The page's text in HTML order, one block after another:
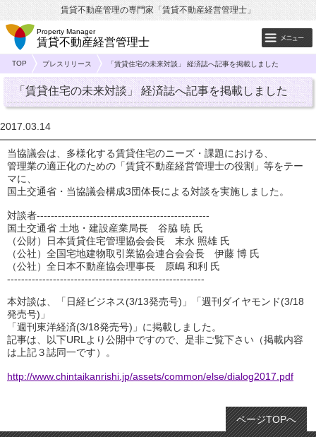
賃貸不動産管理の専門家「賃貸不動産経営管理士」
Property Manager
賃貸不動産経営管理士
TOP プレスリリース 「賃貸住宅の未来対談」 経済誌へ記事を掲載しました
「賃貸住宅の未来対談」 経済誌へ記事を掲載しました
2017.03.14
当協議会は、多様化する賃貸住宅のニーズ・課題における、
管理業の適正化のための「賃貸不動産経営管理士の役割」等をテー
マに、
国土交通省・当協議会構成3団体長による対談を実施しました。
対談者-------------------------------------------------
国土交通省 土地・建設産業局長 谷脇 暁 氏
（公財）日本賃貸住宅管理協会会長 末永 照雄 氏
（公社）全国宅地建物取引業協会連合会会長 伊藤 博 氏
（公社）全日本不動産協会理事長 原嶋 和利 氏
--------------------------------------------------------
本対談は、「日経ビジネス(3/13発売号)」「週刊ダイヤモンド(3/18
発売号)」
「週刊東洋経済(3/18発売号)」に掲載しました。
記事は、以下URLより公開中ですので、是非ご覧下さい（掲載内容
は上記３誌同一です）。
http://www.chintaikanrishi.jp/assets/common/else/dialog2017.pdf
ページTOPへ